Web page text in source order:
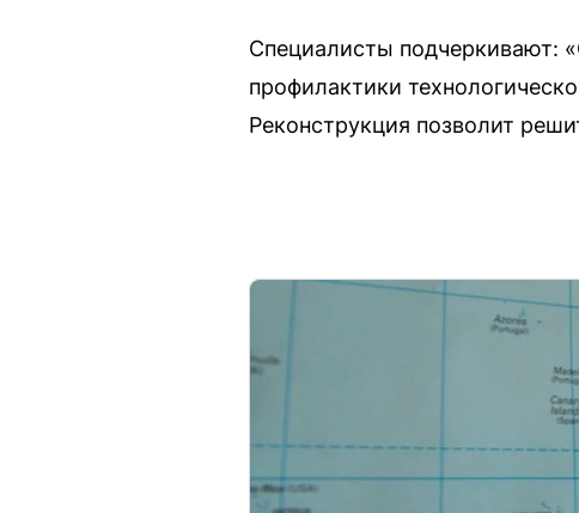
Специалисты подчеркивают:
профилактики
Реконструкция позволит